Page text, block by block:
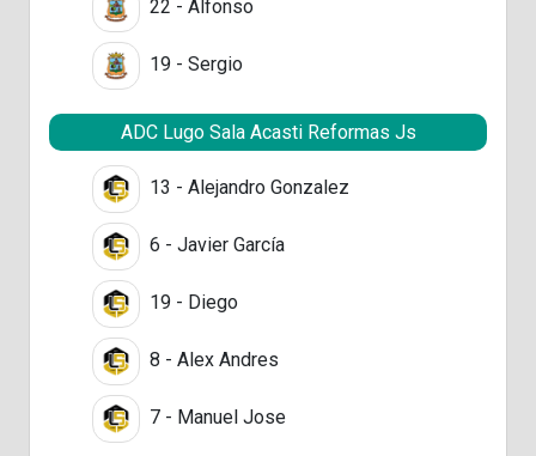
22 - Alfonso
19 - Sergio
ADC Lugo Sala Acasti Reformas Js
13 - Alejandro Gonzalez
6 - Javier García
19 - Diego
8 - Alex Andres
7 - Manuel Jose